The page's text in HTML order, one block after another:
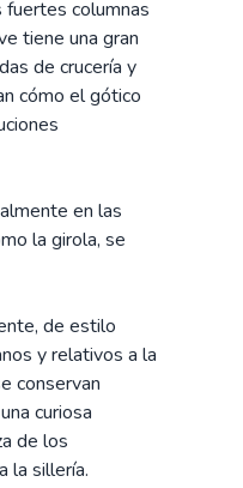
columnas
tiene una gran
de crucería y
cómo el gótico
en las
la girola, se
de estilo
y relativos a la
conservan
curiosa
de los
la sillería.